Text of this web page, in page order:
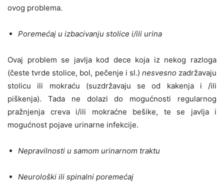
ovog problema.
Poremećaj u izbacivanju stolice i/ili urina
Ovaj problem se javlja kod dece koja iz nekog razloga
(česte tvrde stolice, bol, pečenje i sl.) nesvesnozadržavaju
stolicu ili mokraću (suzdržavaju se od kakenja i /ili
piškenja). Tada ne dolazi do mogućnosti regularnog
pražnjenja creva i/ili mokraćne bešike, te se javlja i
mogućnost pojave urinarne infekcije.
Nepravilnosti u samom urinarnom traktu
Neurološki ili spinalni poremećaj